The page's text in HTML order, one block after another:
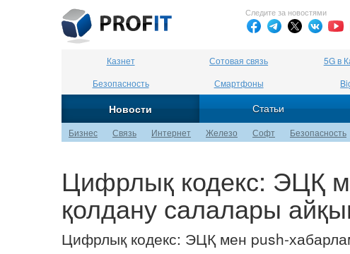
Следите за новостями
Казнет Сотовая связь 5G в
Безопасность
Смартфоны
Новости Статьи
Бизнес Связь Интернет Железо Софт Безопасность
Цифрлық кодекс: ЭЦҚ
қолдану салалары
Цифрлық кодекс: ЭЦҚ мен push-